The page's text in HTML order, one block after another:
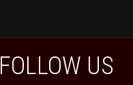
FOLLOW US